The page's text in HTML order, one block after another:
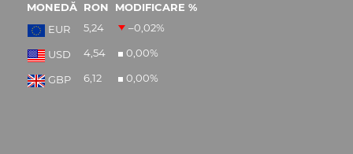
MONEDĂ RON
MODIFICARE %
EUR
5,24 –0,02%
USD 4,54 0,00%
GBP 6,12 0,00%